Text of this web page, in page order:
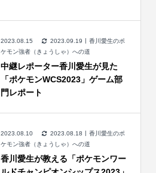
2023.08.15 2023.09.19
香川愛生のポ
ケモン強者（きょうしゃ）への道
中継レポーター香川愛生が見た
「ポケモンWCS2023」ゲーム部
門レポート
2023.08.10 2023.08.18
香川愛生のポ
ケモン強者（きょうしゃ）への道
香川愛生が教える「ポケモンワー